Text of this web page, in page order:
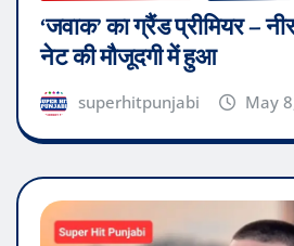
‘जवाक’ का ग्रैंड प्रीमियर –
नेट की मौजूदगी में हुआ
superhitpunjabi May